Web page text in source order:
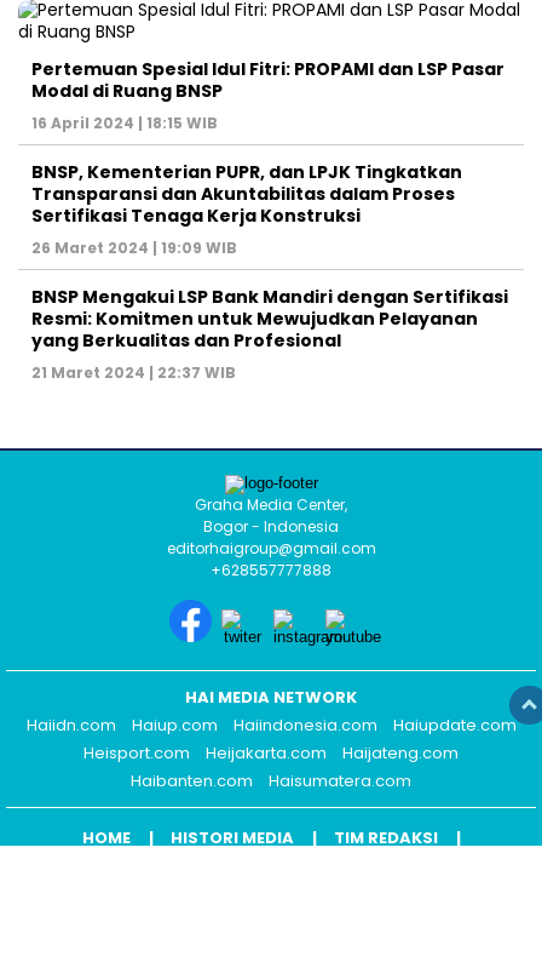
Pertemuan Spesial Idul Fitri: PROPAMI dan LSP Pasar
Modal di Ruang BNSP
16 April 2024 | 18:15 WIB
BNSP, Kementerian PUPR, dan LPJK Tingkatkan
Transparansi dan Akuntabilitas dalam Proses
Sertifikasi Tenaga Kerja Konstruksi
26 Maret 2024 | 19:09 WIB
BNSP Mengakui LSP Bank Mandiri dengan Sertifikasi
Resmi: Komitmen untuk Mewujudkan Pelayanan
yang Berkualitas dan Profesional
21 Maret 2024 | 22:37 WIB
Graha Media Center,
Bogor - Indonesia
editorhaigroup@gmail.com
+628557777888
HAI MEDIA NETWORK
Haiidn.com
Haiup.com Haiindonesia.com
Haiupdate.com
Heisport.com
Heijakarta.com
Haijateng.com
Haibanten.com
Haisumatera.com
HOME HISTORI MEDIA
TIM REDAKSI